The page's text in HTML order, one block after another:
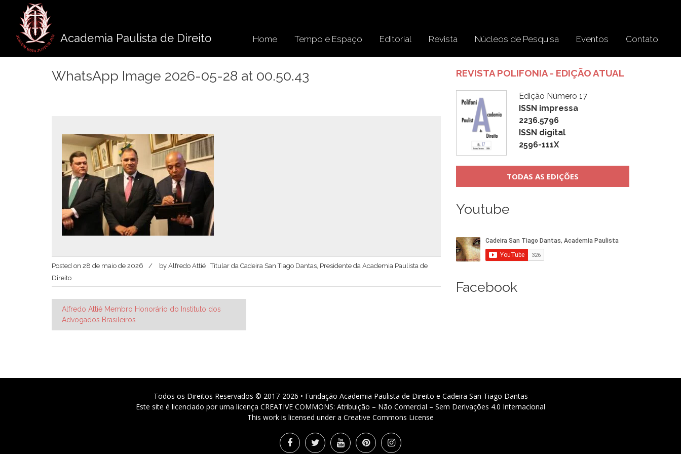
conteúdo
Academia Paulista de Direito Home Tempo e Espaço Editorial Revista Núcleos de Pesquisa Eventos Contato
WhatsApp Image 2026-05-28 at 00.50.43
Posted on 28 de maio de 2026 by Alfredo Attié , Titular da Cadeira San Tiago Dantas, Presidente da Academia Paulista de
Direito
Navegação
de
Alfredo Attié Membro Honorário do Instituto dos
Advogados Brasileiros
REVISTA POLIFONIA - EDIÇÃO ATUAL
Edição Número 17
ISSN impressa
2236.5796
ISSN digital
2596-111X
TODAS AS EDIÇÕES
Youtube
Facebook
Todos os Direitos Reservados © 2017-2026 • Fundação Academia Paulista de Direito e Cadeira San Tiago Dantas
Este site é licenciado por uma licença CREATIVE COMMONS: Atribuição – Não Comercial – Sem Derivações 4.0 Internacional
This work is licensed under a Creative Commons License